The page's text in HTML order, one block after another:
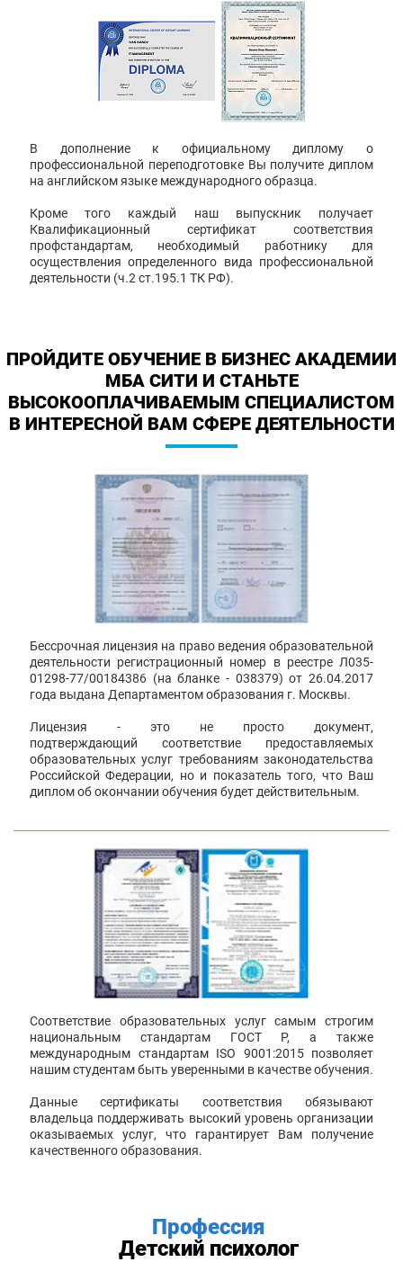
В дополнение к официальному диплому о
профессиональной переподготовке Вы получите диплом
на английском языке международного образца.
Кроме того каждый наш выпускник получает
Квалификационный сертификат соответствия
профстандартам, необходимый работнику для
осуществления определенного вида профессиональной
деятельности (ч.2 ст.195.1 ТК РФ).
ПРОЙДИТЕ ОБУЧЕНИЕ В БИЗНЕС АКАДЕМИИ
МБА СИТИ И СТАНЬТЕ
ВЫСОКООПЛАЧИВАЕМЫМ СПЕЦИАЛИСТОМ
В ИНТЕРЕСНОЙ ВАМ СФЕРЕ ДЕЯТЕЛЬНОСТИ
Бессрочная лицензия на право ведения образовательной
деятельности регистрационный номер в реестре Л035-
01298-77/00184386 (на бланке - 038379) от 26.04.2017
года выдана Департаментом образования г. Москвы.
Лицензия - это не просто документ,
подтверждающий соответствие предоставляемых
образовательных услуг требованиям законодательства
Российской Федерации, но и показатель того, что Ваш
диплом об окончании обучения будет действительным.
Соответствие образовательных услуг самым строгим
национальным стандартам ГОСТ Р, а также
международным стандартам ISO 9001:2015 позволяет
нашим студентам быть уверенными в качестве обучения.
Данные сертификаты соответствия обязывают
владельца поддерживать высокий уровень организации
оказываемых услуг, что гарантирует Вам получение
качественного образования.
Профессия
Детский психолог